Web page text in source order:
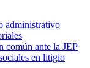
administrativo
común ante la JEP
en litigio